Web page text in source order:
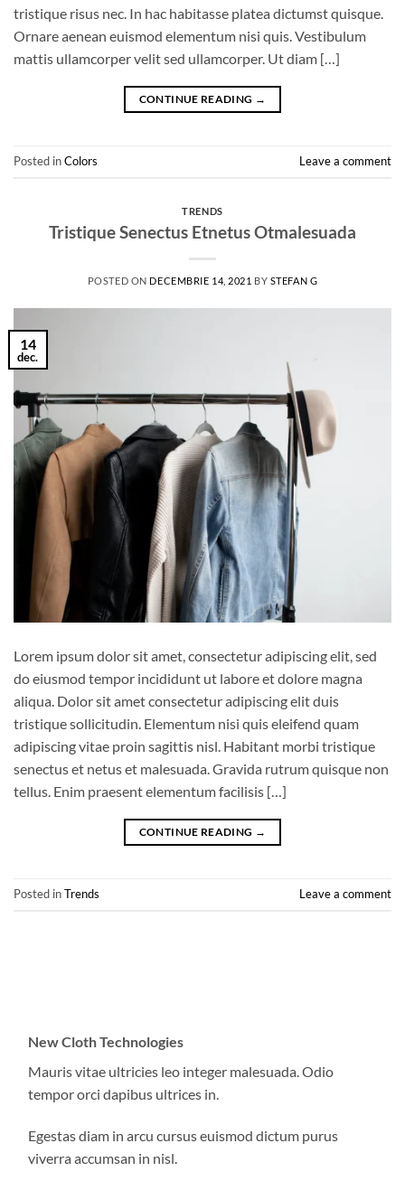
tristique risus nec. In hac habitasse platea dictumst quisque.
Ornare aenean euismod elementum nisi quis. Vestibulum
mattis ullamcorper velit sed ullamcorper. Ut diam […]
CONTINUE READING →
Posted inColors Leave a comment
TRENDS
Tristique Senectus Etnetus Otmalesuada
POSTED ON DECEMBRIE 14, 2021 BY STEFAN G
14
dec.
Lorem ipsum dolor sit amet, consectetur adipiscing elit, sed
do eiusmod tempor incididunt ut labore et dolore magna
aliqua. Dolor sit amet consectetur adipiscing elit duis
tristique sollicitudin. Elementum nisi quis eleifend quam
adipiscing vitae proin sagittis nisl. Habitant morbi tristique
senectus et netus et malesuada. Gravida rutrum quisque non
tellus. Enim praesent elementum facilisis […]
CONTINUE READING →
Posted inTrends Leave a comment
New Cloth Technologies
Mauris vitae ultricies leo integer malesuada. Odio
tempor orci dapibus ultrices in.
Egestas diam in arcu cursus euismod dictum purus
viverra accumsan in nisl.